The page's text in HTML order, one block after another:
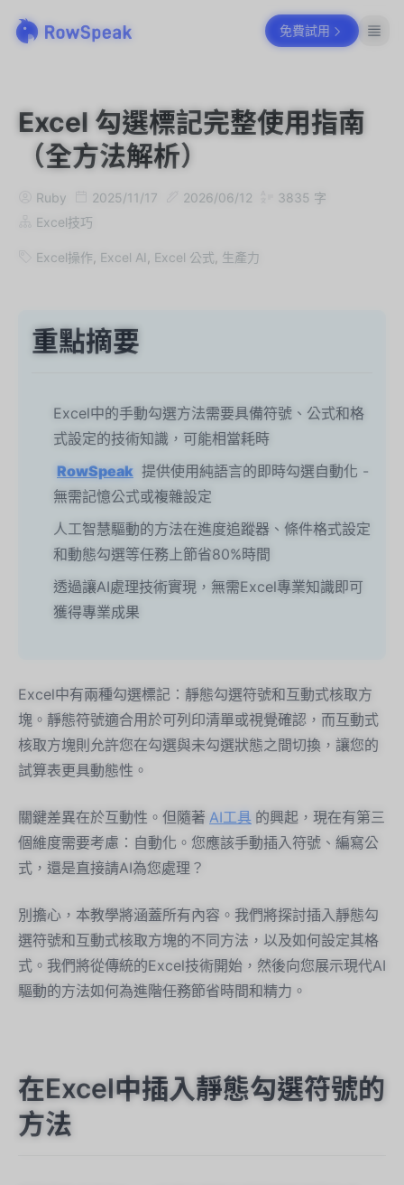
免費試用
Excel 勾選標記完整使用指南
（全方法解析）
Ruby 2025/11/17 2026/06/12 3835 字
Excel技巧
Excel操作 Excel AI Excel 公式 生產力
重點摘要
Excel中的手動勾選方法需要具備符號、公式和格
式設定的技術知識，可能相當耗時
RowSpeak 提供使用純語言的即時勾選自動化 -
無需記憶公式或複雜設定
人工智慧驅動的方法在進度追蹤器、條件格式設定
和動態勾選等任務上節省80%時間
透過讓AI處理技術實現，無需Excel專業知識即可
獲得專業成果
Excel中有兩種勾選標記：靜態勾選符號和互動式核取方
塊。靜態符號適合用於可列印清單或視覺確認，而互動式
核取方塊則允許您在勾選與未勾選狀態之間切換，讓您的
試算表更具動態性。
關鍵差異在於互動性。但隨著 AI工具 的興起，現在有第三
個維度需要考慮：自動化。您應該手動插入符號、編寫公
式，還是直接請AI為您處理？
別擔心，本教學將涵蓋所有內容。我們將探討插入靜態勾
選符號和互動式核取方塊的不同方法，以及如何設定其格
式。我們將從傳統的Excel技術開始，然後向您展示現代AI
驅動的方法如何為進階任務節省時間和精力。
在Excel中插入靜態勾選符號的
方法